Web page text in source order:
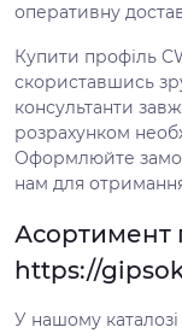
оперативну
Купити профіль
скориставшись
консультанти
розрахунком
Оформлюйте
нам для отримання
Асортимент
https://
У нашому каталозі